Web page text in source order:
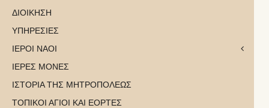
ΔΙΟΙΚΗΣΗ
ΥΠΗΡΕΣΙΕΣ
ΙΕΡΟΙ ΝΑΟΙ
ΙΕΡΕΣ ΜΟΝΕΣ
ΙΣΤΟΡΙΑ ΤΗΣ ΜΗΤΡΟΠΟΛΕΩΣ
ΤΟΠΙΚΟΙ ΑΓΙΟΙ ΚΑΙ ΕΟΡΤΕΣ